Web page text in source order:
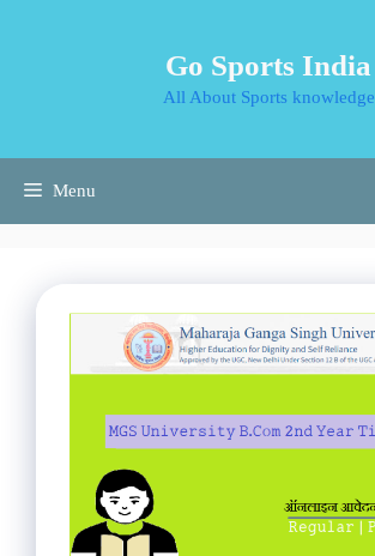
Go Sports India
All About Sports knowledge
Menu